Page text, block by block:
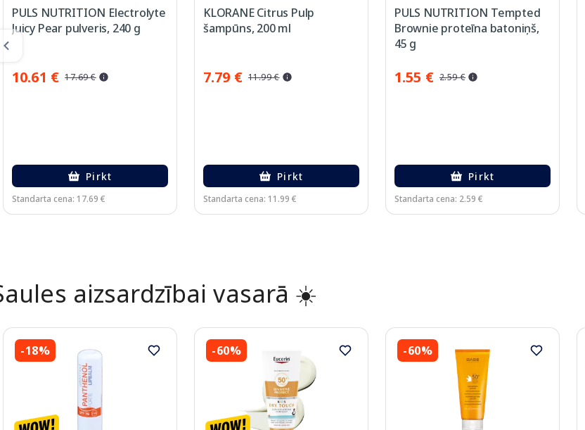
PULS NUTRITION Electrolyte
Juicy Pear pulveris, 240 g
10.61 € 17.69 €
Pirkt
Standarta cena: 17.69 €
KLORANE Citrus Pulp
šampūns, 200 ml
7.79 € 11.99 €
Pirkt
Standarta cena: 11.99 €
PULS NUTRITION Tempted
Brownie proteīna batoniņš,
45 g
1.55 € 2.59 €
Pirkt
Standarta cena: 2.59 €
aizsardzībai vasarā ☀️
-18% -60% -60%